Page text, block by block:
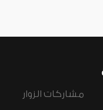
مشاركات الزوار